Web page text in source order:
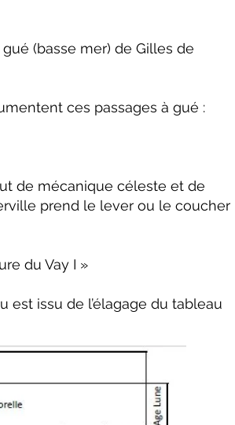
(basse mer) de Gilles de
ces passages à gué :
de mécanique céleste et de
prend le lever ou le coucher
du Vay I »
est issu de l’élagage du tableau